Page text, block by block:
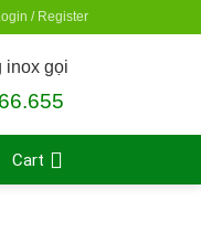
/ Register
inox gọi
Cart